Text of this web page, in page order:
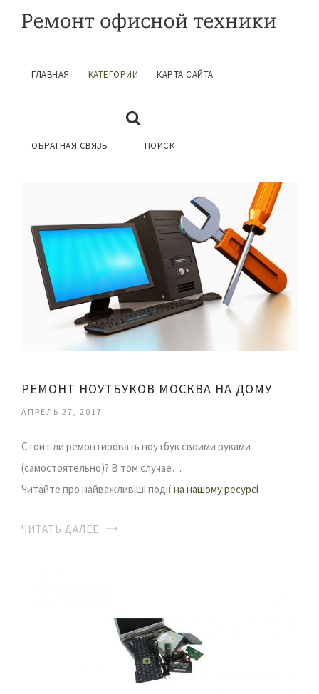
ГЛАВНАЯ КАТЕГОРИИ КАРТА САЙТА
ОБРАТНАЯ СВЯЗЬ ПОИСК
РЕМОНТ НОУТБУКОВ
РЕМОНТ НОУТБУКОВ МОСКВА НА ДОМУ
АПРЕЛЬ 27, 2017
Стоит ли ремонтировать ноутбук своими руками
(самостоятельно)? В том случае…
Читайте про найважливіші події на нашому ресурсі
ЧИТАТЬ ДАЛЕЕ